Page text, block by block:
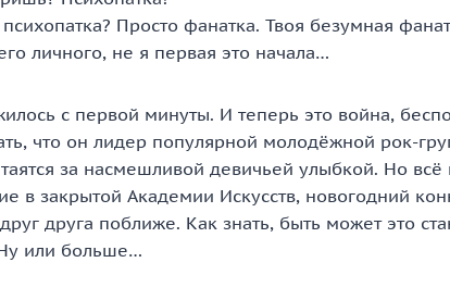
Просто фанатка. Твоя безумная
личного, не я первая это начала…
с первой минуты. И теперь это война,
что он лидер популярной молодёжной рок-
за насмешливой девичьей улыбкой. Но всё
в закрытой Академии Искусств, новогодний
друга поближе. Как знать, быть может это
или больше…